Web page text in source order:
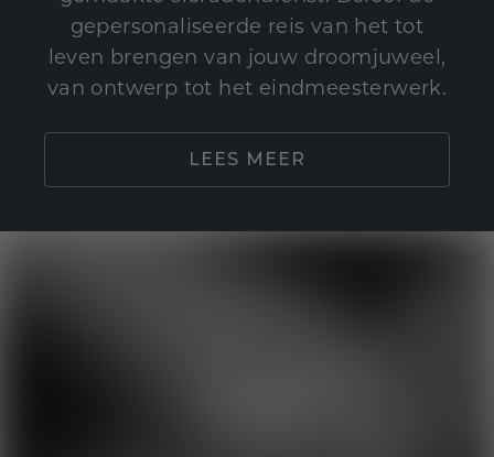
gepersonaliseerde reis van het tot
leven brengen van jouw droomjuweel,
van ontwerp tot het eindmeesterwerk.
LEES MEER